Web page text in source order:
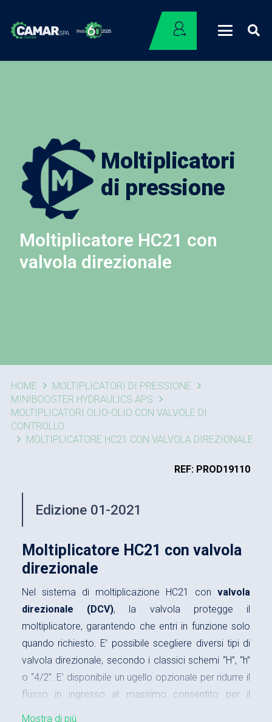
Moltiplicatori
di pressione
Moltiplicatore HC21 con
valvola direzionale
HOME
MOLTIPLICATORI DI PRESSIONE
MINIBOOSTER HYDRAULICS APS
MOLTIPLICATORI OLIO-OLIO CON VALVOLE DI
CONTROLLO
MOLTIPLICATORE HC21 CON VALVOLA DIREZIONALE
Edizione 01-2021
REF: PROD19110
Moltiplicatore HC21 con valvola
direzionale
Nel sistema di moltiplicazione HC21 convalvola
direzionale (DCV), la valvola protegge il
moltiplicatore, garantendo che entri in funzione solo
quando richiesto. E’ possibile scegliere diversi tipi di
valvola direzionale, secondo i classici schemi “H”, “h”
o “4/2”. E’ disponibile un ugello opzionale per ridurre il
flusso in ingresso al massimo consentito per il
Mostra di più